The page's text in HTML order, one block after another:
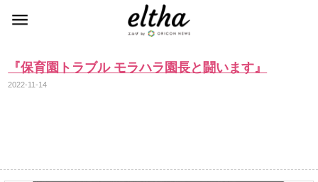
『保育園トラブル モラハラ園長と闘います』
2022-11-14